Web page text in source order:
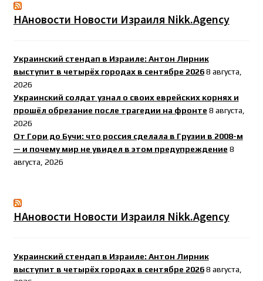
НАновости Новости Израиля Nikk.Agency
Украинский стендап в Израиле: Антон Лирник
выступит в четырёх городах в сентябре 2026 8 августа,
2026
Украинский солдат узнал о своих еврейских корнях и
прошёл обрезание после трагедии на фронте 8 августа,
2026
От Гори до Бучи: что россия сделала в Грузии в 2008-м
— и почему мир не увидел в этом предупреждение 8
августа, 2026
НАновости Новости Израиля Nikk.Agency
Украинский стендап в Израиле: Антон Лирник
выступит в четырёх городах в сентябре 2026 8 августа,